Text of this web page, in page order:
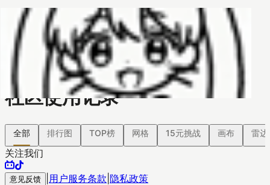
哈基榜
搜索
创建模板
返回模版
社区使用记录
全部 排行图 TOP榜 网格 15元挑战 画布 雷达
关注我们
意见反馈 用户服务条款 隐私政策